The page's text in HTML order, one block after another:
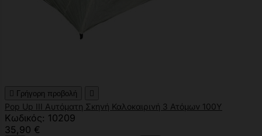
 Γρήγορη προβολή 
Pop Up ΙΙI Αυτόματη Σκηνή Καλοκαιρινή 3 Ατόμων 100Υ
Κωδικός: 10209
35,90 €